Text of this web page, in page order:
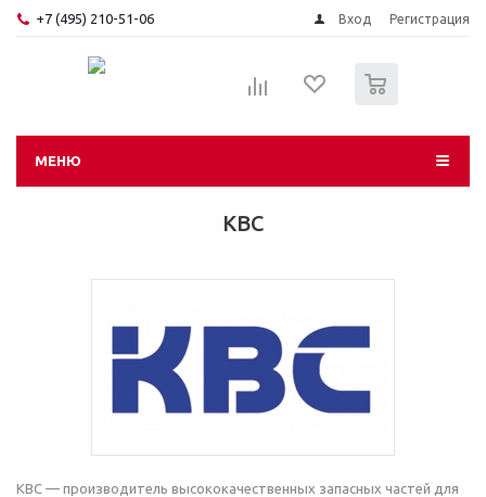
+7 (495) 210-51-06 Вход Регистрация
МЕНЮ
KBC
KBC — производитель высококачественных запасных частей для